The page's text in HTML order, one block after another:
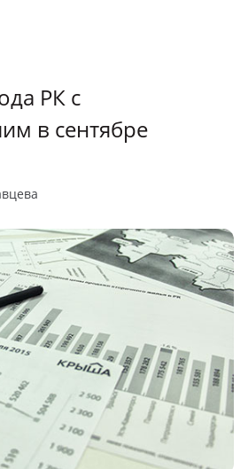
РК с
в сентябре